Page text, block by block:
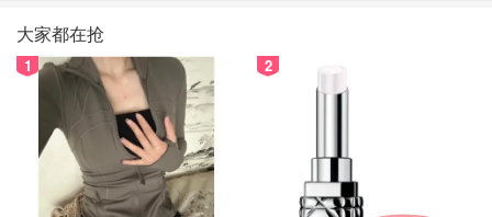
大家都在抢
1 2